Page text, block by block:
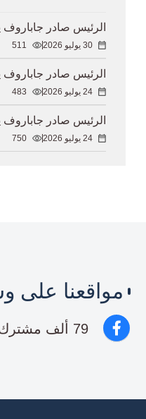
الرئيس صادر جاباروف
30 يوليو 2026 511
الرئيس صادر جاباروف
24 يوليو 2026 483
الرئيس صادر جاباروف
24 يوليو 2026 750
مواقعنا على
79 ألف مشترك